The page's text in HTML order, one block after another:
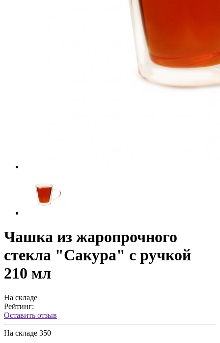
Чашка из жаропрочного
стекла "Сакура" с ручкой
210 мл
На складе
Рейтинг:
Оставить отзыв
На складе 350